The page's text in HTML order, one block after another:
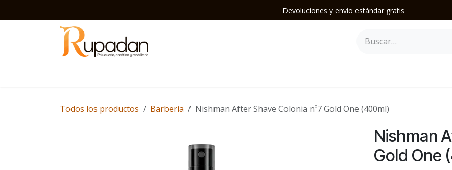
Devoluciones y envío estándar gratis
Todos los productos Barbería Nishman After Shave Colonia nº7 Gold One (400ml)
Nishman
Gold One